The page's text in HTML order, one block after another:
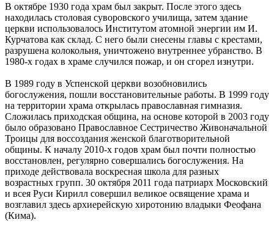
В октябре 1930 года храм был закрыт. После этого здесь
находилась столовая суворовского училища, затем здание
церкви использовалось Институтом атомной энергии им И.
Курчатова как склад. С него были снесены главы с крестами,
разрушена колокольня, уничтожено внутреннее убранство. В
1980-х годах в храме случился пожар, и он сгорел изнутри.
В 1989 году в Успенской церкви возобновились
богослужения, пошли восстановительные работы. В 1999 году
на территории храма открылась православная гимназия.
Сложилась приходская община, на основе которой в 2003 году
было образовано Православное Сестричество Живоначальной
Троицы для воссоздания женской благотворительной
общины. К началу 2010-х годов храм был почти полностью
восстановлен, регулярно совершались богослужения. На
приходе действовала воскресная школа для разных
возрастных групп. 30 октября 2011 года патриарх Московский
и всея Руси Кирилл совершил великое освящение храма и
возглавил здесь архиерейскую хиротонию владыки Феофана
(Кима).